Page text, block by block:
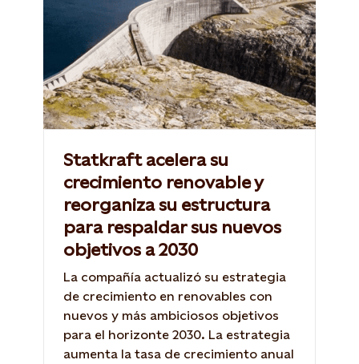
Statkraft acelera su
crecimiento renovable y
reorganiza su estructura
para respaldar sus nuevos
objetivos a 2030
La compañía actualizó su estrategia
de crecimiento en renovables con
nuevos y más ambiciosos objetivos
para el horizonte 2030. La estrategia
aumenta la tasa de crecimiento anual